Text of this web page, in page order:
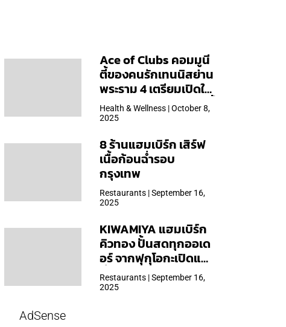
Ace of Clubs คอมมูนี
ตี้ของคนรักเทนนิสย่าน
พระราม 4 เตรียมเปิดให้
บริการวันแรก 19 ต.ค. นี้
Health & Wellness | October 8,
2025
8 ร้านแฮมเบิร์ก เสิร์ฟ
เนื้อก้อนฉ่ำรอบ
กรุงเทพ
Restaurants | September 16,
2025
KIWAMIYA แฮมเบิร์ก
คิวทอง ปั้นสดทุกออเด
อร์ จากฟุกุโอกะเปิดแล้ว
ที่ Central Park
Restaurants | September 16,
2025
AdSense